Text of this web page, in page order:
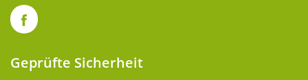
Geprüfte Sicherheit